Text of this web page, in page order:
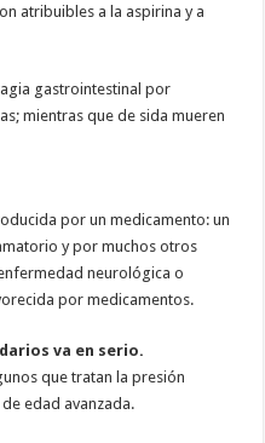
atribuibles a la aspirina y a
gastrointestinal por
mientras que de sida mueren
por un medicamento: un
y por muchos otros
neurológica o
por medicamentos.
va en serio.
que tratan la presión
edad avanzada.